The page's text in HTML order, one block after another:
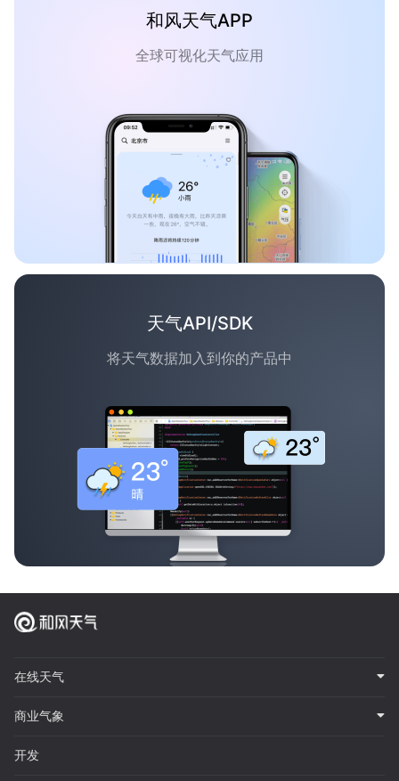
和风天气APP
全球可视化天气应用
天气API/SDK
将天气数据加入到你的产品中
在线天气
商业气象
开发